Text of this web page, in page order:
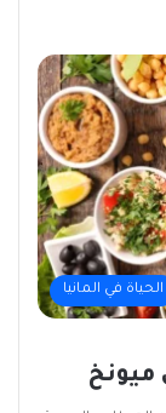
الحياة في المانيا
ميونخ